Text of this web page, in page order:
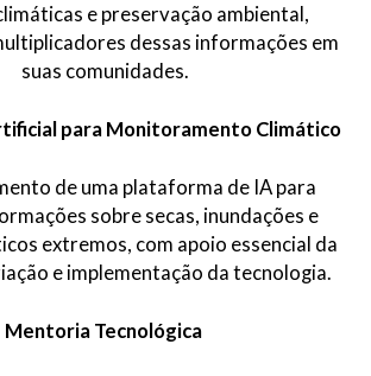
e preservação ambiental,
dessas informações em
suas comunidades.
para Monitoramento Climático
de uma plataforma de IA para
sobre secas, inundações e
extremos, com apoio essencial da
e implementação da tecnologia.
Mentoria Tecnológica